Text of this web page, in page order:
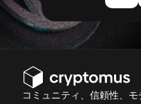
コミュニティ、信頼性、モ